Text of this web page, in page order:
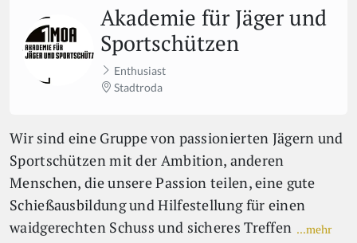
Akademie für Jäger und
Sportschützen
Enthusiast
Stadtroda
Wir sind eine Gruppe von passionierten Jägern und
Sportschützen mit der Ambition, anderen
Menschen, die unsere Passion teilen, eine gute
Schießausbildung und Hilfestellung für einen
waidgerechten Schuss und sicheres Treffen ...mehr